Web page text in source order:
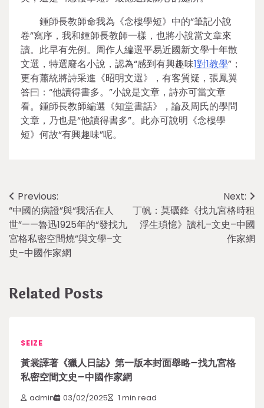
鍾師長教師命我為《念樓學短》中的“筆記小說
卷”寫序，我和鍾師長教師一樣，也將小說當文章來
讀。此早有先例。周作人編選平易近國新文學十年散
文選，特選廢名小說，認為“感到有興趣味1對1教學”；
更有蕭統將詩采進《昭明文選》，有客質疑，張鳳翼
答曰：“他讀得書多。”小說是文章，詩亦可當文章
看。鍾師長教師編選《知堂書話》，論及周氏的學問
文章，乃也是“他讀得書多”。此亦可說明《念樓學
短》何故“有興趣味”呢。
Post
navigation
Previous:
“中國的病證”與“我活在人
世”——魯迅1925年的“發找九
宮格私密空間燒”與文學–文
史–中國作家網
Next:
丁帆：莫礪鋒《找九宮格時租
浮生瑣憶》讀札–文史–中國
作家網
Related Posts
SEIZE
黃裳譯著《獵人日誌》第一版本封面舉略–找九宮格
私密空間文史–中國作家網
admin 03/02/2025 1 min read